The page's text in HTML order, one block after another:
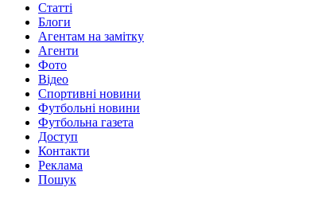
Статті
Блоги
Агентам на замітку
Агенти
Фото
Відео
Спортивні новини
Футбольні новини
Футбольна газета
Доступ
Контакти
Реклама
Пошук